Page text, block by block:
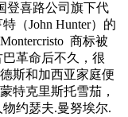
登喜路公司旗下代
（John Hunter）的
商标被
革命后不久，很
斯和加西亚家庭便
特克里斯托雪茄，
约瑟夫.曼努埃尔.